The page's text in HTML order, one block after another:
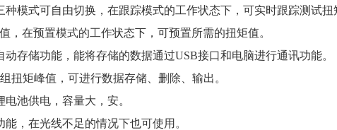
种模式可自由切换，在跟踪模式的工作状态下，可实时跟踪测试扭
，在预置模式的工作状态下，可预置所需的扭矩值。
动存储功能，能将存储的数据通过USB接口和电脑进行通讯功能。
扭矩峰值，可进行数据存储、删除、输出。
池供电，容量大，安。
，在光线不足的情况下也可使用。